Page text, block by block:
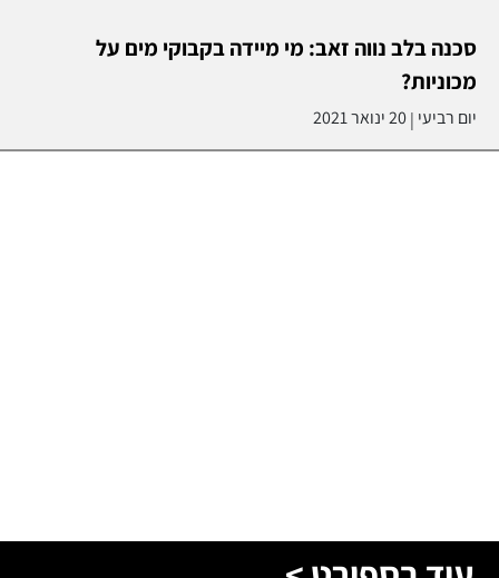
סכנה בלב נווה זאב: מי מיידה בקבוקי מים על
מכוניות?
יום רביעי |20 ינואר 2021